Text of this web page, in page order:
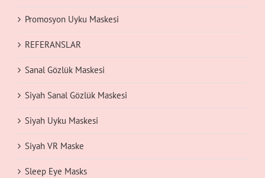
Promosyon Uyku Maskesi
REFERANSLAR
Sanal Gözlük Maskesi
Siyah Sanal Gözlük Maskesi
Siyah Uyku Maskesi
Siyah VR Maske
Sleep Eye Masks